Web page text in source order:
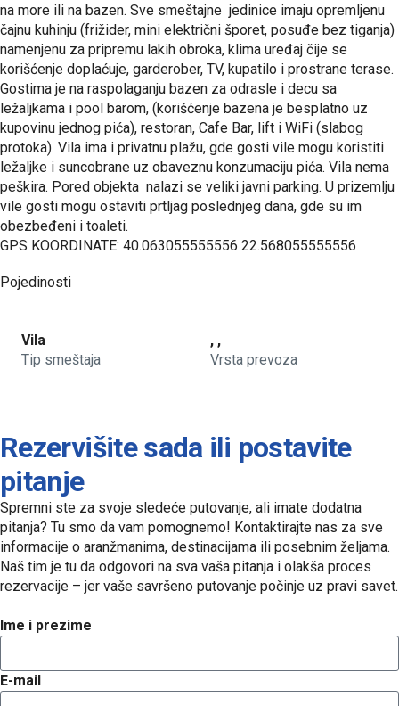
na more ili na bazen. Sve smeštajne jedinice imaju opremljenu
čajnu kuhinju (frižider, mini električni šporet, posuđe bez tiganja)
namenjenu za pripremu lakih obroka, klima uređaj čije se
korišćenje doplaćuje, garderober, TV, kupatilo i prostrane terase.
Gostima je na raspolaganju bazen za odrasle i decu sa
ležaljkama i pool barom, (korišćenje bazena je besplatno uz
kupovinu jednog pića), restoran, Cafe Bar, lift i WiFi (slabog
protoka). Vila ima i privatnu plažu, gde gosti vile mogu koristiti
ležaljke i suncobrane uz obaveznu konzumaciju pića. Vila nema
peškira. Pored objekta nalazi se veliki javni parking. U prizemlju
vile gosti mogu ostaviti prtljag poslednjeg dana, gde su im
obezbeđeni i toaleti.
GPS KOORDINATE: 40.063055555556 22.568055555556
Pojedinosti
Vila
Tip smeštaja
, ,
Vrsta prevoza
Rezervišite sada ili postavite
pitanje
Spremni ste za svoje sledeće putovanje, ali imate dodatna
pitanja? Tu smo da vam pomognemo! Kontaktirajte nas za sve
informacije o aranžmanima, destinacijama ili posebnim željama.
Naš tim je tu da odgovori na sva vaša pitanja i olakša proces
rezervacije – jer vaše savršeno putovanje počinje uz pravi savet.
Ime i prezime
E-mail